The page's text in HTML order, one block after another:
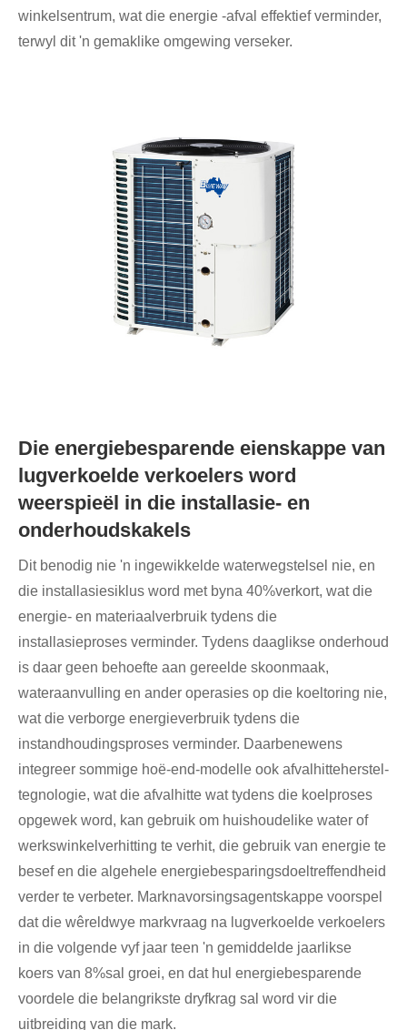
winkelsentrum, wat die energie -afval effektief verminder,
terwyl dit 'n gemaklike omgewing verseker.
Die energiebesparende eienskappe van
lugverkoelde verkoelers word
weerspieël in die installasie- en
onderhoudskakels
Dit benodig nie 'n ingewikkelde waterwegstelsel nie, en
die installasiesiklus word met byna 40%verkort, wat die
energie- en materiaalverbruik tydens die
installasieproses verminder. Tydens daaglikse onderhoud
is daar geen behoefte aan gereelde skoonmaak,
wateraanvulling en ander operasies op die koeltoring nie,
wat die verborge energieverbruik tydens die
instandhoudingsproses verminder. Daarbenewens
integreer sommige hoë-end-modelle ook afvalhitteherstel-
tegnologie, wat die afvalhitte wat tydens die koelproses
opgewek word, kan gebruik om huishoudelike water of
werkswinkelverhitting te verhit, die gebruik van energie te
besef en die algehele energiebesparingsdoeltreffendheid
verder te verbeter. Marknavorsingsagentskappe voorspel
dat die wêreldwye markvraag na lugverkoelde verkoelers
in die volgende vyf jaar teen 'n gemiddelde jaarlikse
koers van 8%sal groei, en dat hul energiebesparende
voordele die belangrikste dryfkrag sal word vir die
uitbreiding van die mark.